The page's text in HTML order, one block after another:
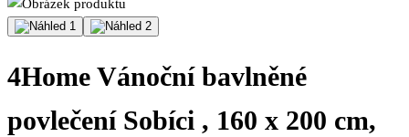
4Home Vánoční bavlněné
povlečení Sobíci , 160 x 200 cm,